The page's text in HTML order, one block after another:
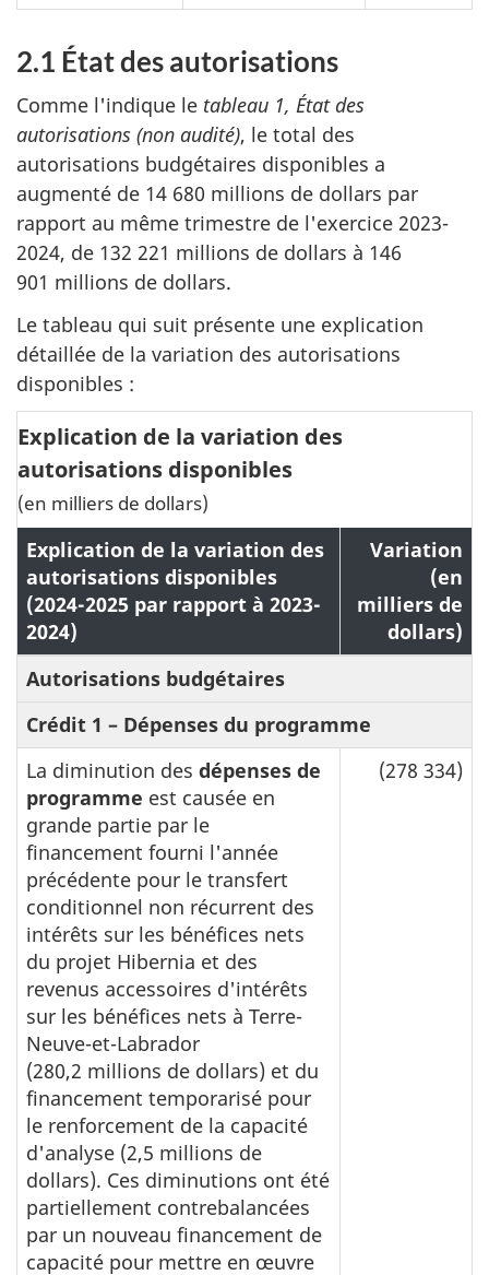
2.1 État des autorisations
Comme l'indique le tableau 1, État des
autorisations (non audité), le total des
autorisations budgétaires disponibles a
augmenté de 14 680 millions de dollars par
rapport au même trimestre de l'exercice 2023-
2024, de 132 221 millions de dollars à 146
901 millions de dollars.
Le tableau qui suit présente une explication
détaillée de la variation des autorisations
disponibles :
Explication de la variation des
autorisations disponibles
(en milliers de dollars)
Explication de la variation des
autorisations disponibles
(2024-2025 par rapport à 2023-
2024)
Variation
(en
milliers de
dollars)
Autorisations budgétaires
Crédit 1 – Dépenses du programme
La diminution des dépenses de
programme est causée en
grande partie par le
financement fourni l'année
précédente pour le transfert
conditionnel non récurrent des
intérêts sur les bénéfices nets
du projet Hibernia et des
revenus accessoires d'intérêts
sur les bénéfices nets à Terre-
Neuve-et-Labrador
(280,2 millions de dollars) et du
financement temporarisé pour
le renforcement de la capacité
d'analyse (2,5 millions de
dollars). Ces diminutions ont été
partiellement contrebalancées
par un nouveau financement de
capacité pour mettre en œuvre
(278 334)